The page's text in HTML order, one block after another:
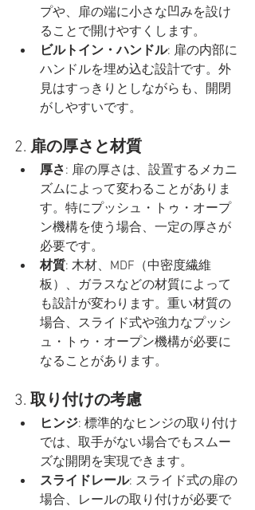
プや、扉の端に小さな凹みを設け
ることで開けやすくします。
ビルトイン・ハンドル: 扉の内部に
ハンドルを埋め込む設計です。外
見はすっきりとしながらも、開閉
がしやすいです。
2. 扉の厚さと材質
厚さ: 扉の厚さは、設置するメカニ
ズムによって変わることがありま
す。特にプッシュ・トゥ・オープ
ン機構を使う場合、一定の厚さが
必要です。
材質: 木材、MDF（中密度繊維
板）、ガラスなどの材質によって
も設計が変わります。重い材質の
場合、スライド式や強力なプッシ
ュ・トゥ・オープン機構が必要に
なることがあります。
3. 取り付けの考慮
ヒンジ: 標準的なヒンジの取り付け
では、取手がない場合でもスムー
ズな開閉を実現できます。
スライドレール: スライド式の扉の
場合、レールの取り付けが必要で